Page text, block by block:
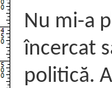
Nu mi-a
încercat
politică.